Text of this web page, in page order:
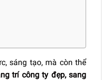
sáng tạo, mà còn thể
trí công ty đẹp, sang